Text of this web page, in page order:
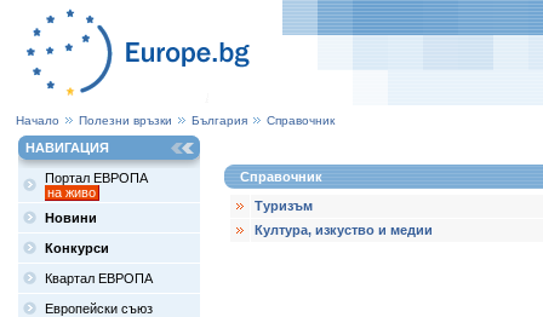
Начало Полезни връзки България Справочник
НАВИГАЦИЯ
Портал ЕВРОПА
на живо
Новини
Конкурси
Квартал ЕВРОПА
Европейски съюз
Справочник
Туризъм
Култура, изкуство и медии